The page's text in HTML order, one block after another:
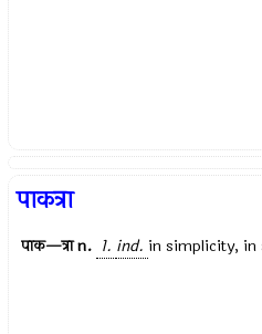
पाकत्रा
पाक—त्राn. 1. ind. in simplicity, in